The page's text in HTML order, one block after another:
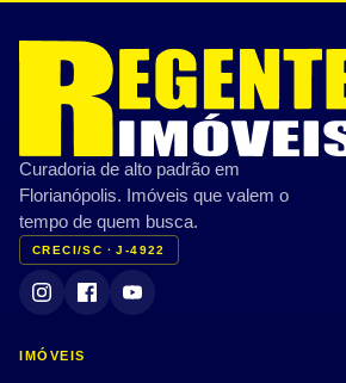
Curadoria de alto padrão em
Florianópolis. Imóveis que valem o
tempo de quem busca.
CRECI/SC · J-4922
IMÓVEIS